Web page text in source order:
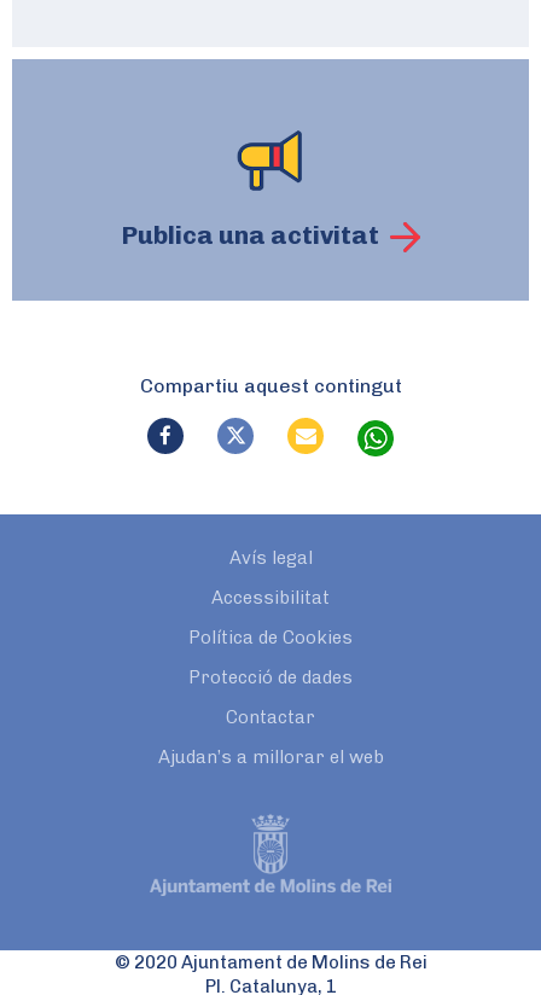
Publica una activitat
Compartiu aquest contingut
Avís legal
Accessibilitat
Política de Cookies
Protecció de dades
Contactar
Ajudan’s a millorar el web
© 2020 Ajuntament de Molins de Rei
Pl. Catalunya, 1